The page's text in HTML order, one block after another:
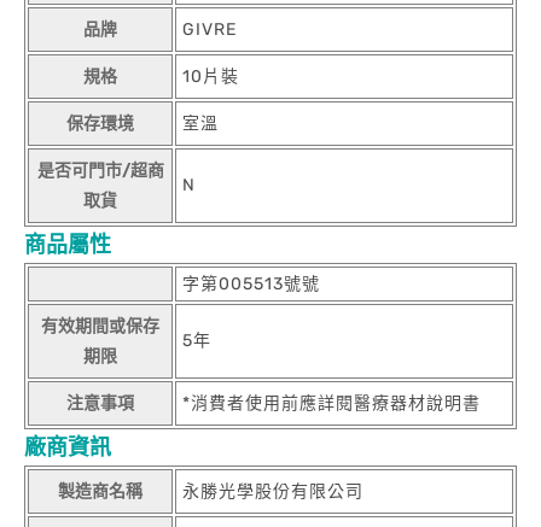
品牌 GIVRE
規格 10片裝
保存環境 室溫
是否可門市/超商
取貨
N
商品屬性
字第005513號號
有效期間或保存
期限
5年
注意事項 *消費者使用前應詳閱醫療器材說明書
廠商資訊
製造商名稱 永勝光學股份有限公司